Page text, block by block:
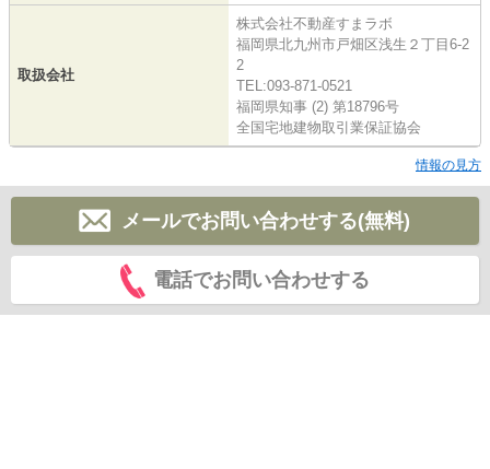
取扱会社
株式会社不動産すまラボ
福岡県北九州市戸畑区浅生２丁目6-2
2
TEL:093-871-0521
福岡県知事 (2) 第18796号
全国宅地建物取引業保証協会
情報の見方
メールでお問い合わせする(無料)
電話でお問い合わせする